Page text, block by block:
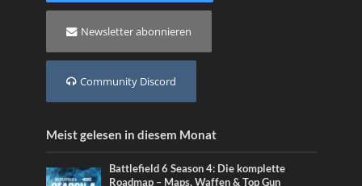
Newsletter abonnieren
Community Discord
Meist gelesen in diesem Monat
Battlefield 6 Season 4: Die komplette
Roadmap – Maps, Waffen & Top Gun